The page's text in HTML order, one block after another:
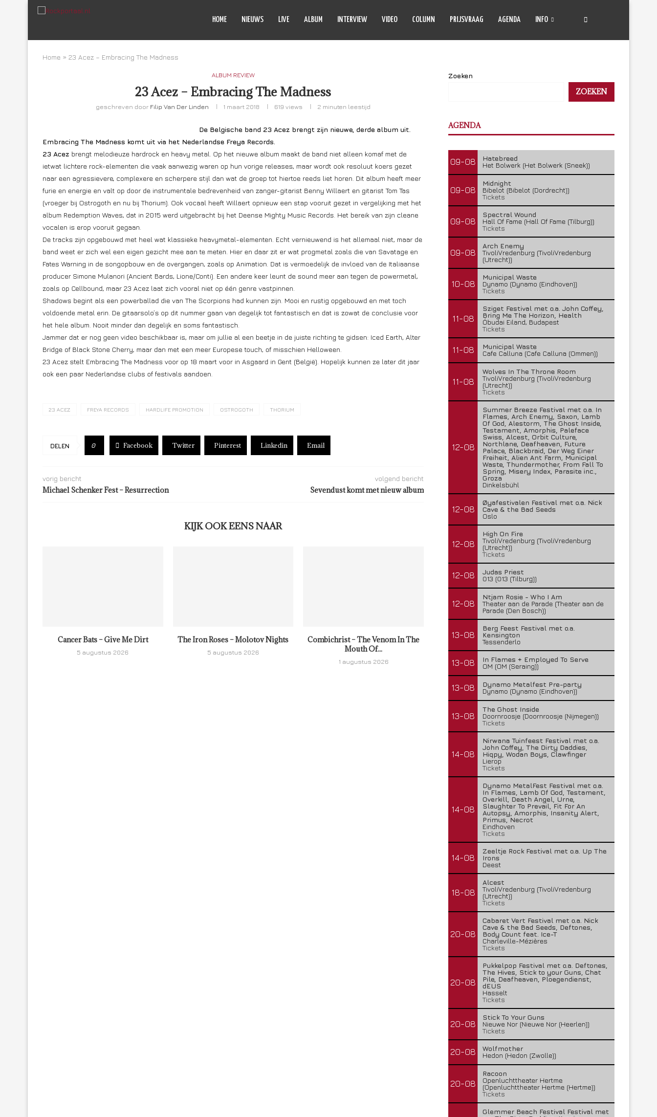
HOME NIEUWS LIVE ALBUM INTERVIEW VIDEO COLUMN PRIJSVRAAG AGENDA INFO
Home » 23 Acez – Embracing The Madness
ALBUM REVIEW
23 Acez – Embracing The Madness
geschreven door Filip Van Der Linden 1 maart 2018 619 views 2 minuten leestijd
De Belgische band 23 Acez brengt zijn nieuwe, derde album uit.
Embracing The Madness komt uit via het Nederlandse Freya Records.
23 Acez brengt melodieuze hardrock en heavy metal. Op het nieuwe album maakt de band niet alleen komaf met de
ietwat lichtere rock-elementen die vaak aanwezig waren op hun vorige releases, maar wordt ook resoluut koers gezet
naar een agressievere, complexere en scherpere stijl dan wat de groep tot hiertoe reeds liet horen. Dit album heeft meer
furie en energie en valt op door de instrumentale bedrevenheid van zanger-gitarist Benny Willaert en gitarist Tom Tas
(vroeger bij Ostrogoth en nu bij Thorium). Ook vocaal heeft Willaert opnieuw een stap vooruit gezet in vergelijking met het
album Redemption Waves, dat in 2015 werd uitgebracht bij het Deense Mighty Music Records. Het bereik van zijn cleane
vocalen is erop vooruit gegaan.
De tracks zijn opgebouwd met heel wat klassieke heavymetal-elementen. Echt vernieuwend is het allemaal niet, maar de
band weet er zich wel een eigen gezicht mee aan te meten. Hier en daar zit er wat progmetal zoals die van Savatage en
Fates Warning in de songopbouw en de overgangen, zoals op Animation. Dat is vermoedelijk de invloed van de Italiaanse
producer Simone Mulanori (Ancient Bards, Lione/Conti). Een andere keer leunt de sound meer aan tegen de powermetal,
zoals op Cellbound, maar 23 Acez laat zich vooral niet op één genre vastpinnen.
Shadows begint als een powerballad die van The Scorpions had kunnen zijn. Mooi en rustig opgebouwd en met toch
voldoende metal erin. De gitaarsolo’s op dit nummer gaan van degelijk tot fantastisch en dat is zowat de conclusie voor
het hele album. Nooit minder dan degelijk en soms fantastisch.
Jammer dat er nog geen video beschikbaar is, maar om jullie al een beetje in de juiste richting te gidsen: Iced Earth, Alter
Bridge of Black Stone Cherry, maar dan met een meer Europese touch, of misschien Helloween.
23 Acez stelt Embracing The Madness voor op 18 maart voor in Asgaard in Gent (België). Hopelijk kunnen ze later dit jaar
ook een paar Nederlandse clubs of festivals aandoen.
23 ACEZ FREYA RECORDS HARDLIFE PROMOTION OSTROGOTH THORIUM
DELEN 0 Facebook Twitter Pinterest Linkedin Email
vorig bericht
Michael Schenker Fest – Resurrection
volgend bericht
Sevendust komt met nieuw album
KIJK OOK EENS NAAR
Cancer Bats – Give Me Dirt
5 augustus 2026
The Iron Roses – Molotov Nights
5 augustus 2026
Combichrist – The Venom In The
Mouth Of...
1 augustus 2026
Zoeken
ZOEKEN
AGENDA
09-08
Hatebreed
Het Bolwerk (Het Bolwerk (Sneek))
09-08
Midnight
Bibelot (Bibelot (Dordrecht))
Tickets
09-08
Spectral Wound
Hall Of Fame (Hall Of Fame (Tilburg))
Tickets
09-08
Arch Enemy
TivoliVredenburg (TivoliVredenburg
(Utrecht))
10-08
Municipal Waste
Dynamo (Dynamo (Eindhoven))
Tickets
11-08
Sziget Festival met o.a. John Coffey,
Bring Me The Horizon, Health
Óbudai Eiland, Budapest
Tickets
11-08
Municipal Waste
Cafe Calluna (Cafe Calluna (Ommen))
11-08
Wolves In The Throne Room
TivoliVredenburg (TivoliVredenburg
(Utrecht))
Tickets
12-08
Summer Breeze Festival met o.a. In
Flames, Arch Enemy, Saxon, Lamb
Of God, Alestorm, The Ghost Inside,
Testament, Amorphis, Paleface
Swiss, Alcest, Orbit Culture,
Northlane, Deafheaven, Future
Palace, Blackbraid, Der Weg Einer
Freiheit, Alien Ant Farm, Municipal
Waste, Thundermother, From Fall To
Spring, Misery Index, Parasite inc.,
Groza
Dinkelsbühl
12-08
Øyafestivalen Festival met o.a. Nick
Cave & the Bad Seeds
Oslo
12-08
High On Fire
TivoliVredenburg (TivoliVredenburg
(Utrecht))
Tickets
12-08
Judas Priest
013 (013 (Tilburg))
12-08
Ntjam Rosie - Who I Am
Theater aan de Parade (Theater aan de
Parade (Den Bosch))
13-08
Berg Feest Festival met o.a.
Kensington
Tessenderlo
13-08
In Flames + Employed To Serve
OM (OM (Seraing))
13-08
Dynamo Metalfest Pre-party
Dynamo (Dynamo (Eindhoven))
13-08
The Ghost Inside
Doornroosje (Doornroosje (Nijmegen))
Tickets
14-08
Nirwana Tuinfeest Festival met o.a.
John Coffey, The Dirty Daddies,
Hiqpy, Wodan Boys, Clawfinger
Lierop
Tickets
14-08
Dynamo MetalFest Festival met o.a.
In Flames, Lamb Of God, Testament,
Overkill, Death Angel, Urne,
Slaughter To Prevail, Fit For An
Autopsy, Amorphis, Insanity Alert,
Primus, Necrot
Eindhoven
Tickets
14-08
Zeeltje Rock Festival met o.a. Up The
Irons
Deest
18-08
Alcest
TivoliVredenburg (TivoliVredenburg
(Utrecht))
Tickets
20-08
Cabaret Vert Festival met o.a. Nick
Cave & the Bad Seeds, Deftones,
Body Count feat. Ice-T
Charleville-Mézières
Tickets
20-08
Pukkelpop Festival met o.a. Deftones,
The Hives, Stick to your Guns, Chat
Pile, Deafheaven, Ploegendienst,
dEUS
Hasselt
Tickets
20-08
Stick To Your Guns
Nieuwe Nor (Nieuwe Nor (Heerlen))
Tickets
20-08
Wolfmother
Hedon (Hedon (Zwolle))
20-08
Racoon
Openluchttheater Hertme
(Openluchttheater Hertme (Hertme))
Tickets
Glemmer Beach Festival Festival met